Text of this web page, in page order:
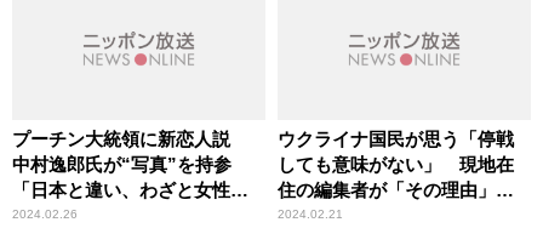
プーチン大統領に新恋人説
中村逸郎氏が“写真”を持参
「日本と違い、わざと女性ス
キャンダル報道で自分は若い
2024.02.26
ウクライナ国民が思う「停戦
しても意味がない」 現地在
住の編集者が「その理由」に
言及
2024.02.21